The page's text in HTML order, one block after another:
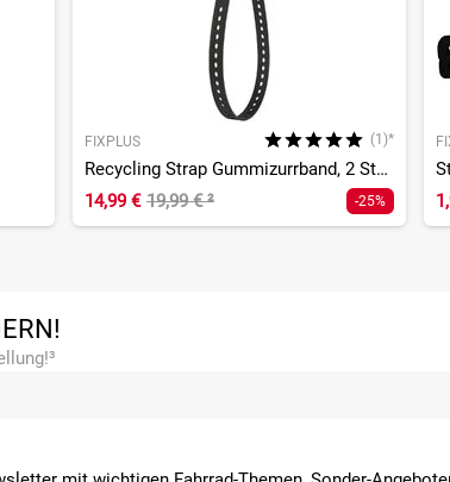
FIXPLUS (1)*
Recycling Strap Gummizurrband, 2 Stück
14,99 € 19,99 €² -25%